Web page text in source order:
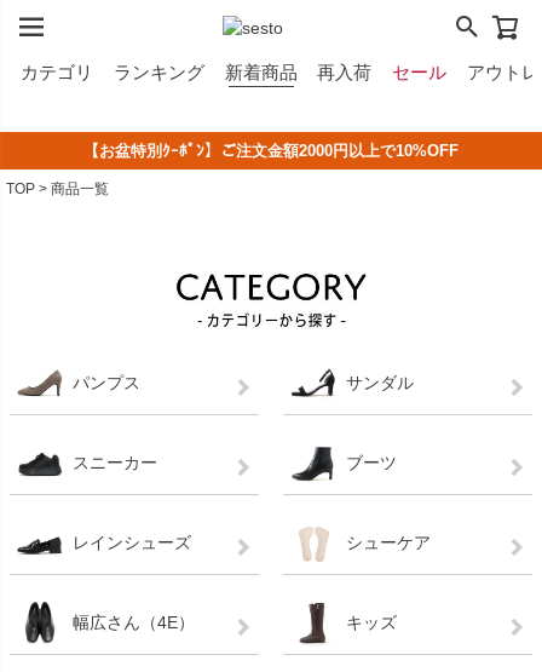
カテゴリ ランキング 新着商品 再入荷 セール アウト
夏季休業中のご注文・発送のお知らせ
【お盆特別ｸｰﾎﾟﾝ】ご注文金額2000円以上で10%OFF
2,500円以上のシューズなら《無料》でサイズ交換！
LINE ID連携で500円クーポンプレゼント！
TOP 商品一覧
パンプス サンダル
スニーカー ブーツ
レインシューズ シューケア
幅広さん（4E） キッズ